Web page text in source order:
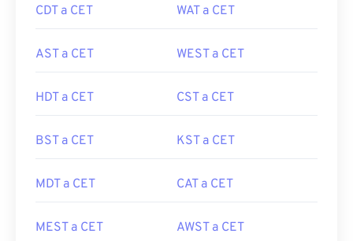
CDT a CET WAT a CET
AST a CET WEST a CET
HDT a CET CST a CET
BST a CET KST a CET
MDT a CET CAT a CET
MEST a CET AWST a CET